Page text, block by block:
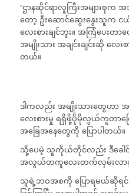
“ဌာနဆိုင်ရာလူကြီးအများစုက
တော့ ဦးဆောင်ဆွေးနွေးသူက င
လေးစားချင်ဘူး။ အကြံပေး
အမျိုးသား အချင်းချင်းဆို လ
တယ်။
ဒါကလည်း အမျိုးသားတွေဟာ
လေးစားမှု ရရှိဖို့ပိုမိုလွယ်ကူတာ
အခြေအနေတွေကို ပြောပါတယ်။
သို့ပေမဲ့ သူကိုယ်တိုင်လည်း ဒီခေါင်
အလွယ်တကူလေးတက်လှမ်းလာခဲ့
သူရဲ့ဘဝအစကို ပြောရမယ်ဆိုရ